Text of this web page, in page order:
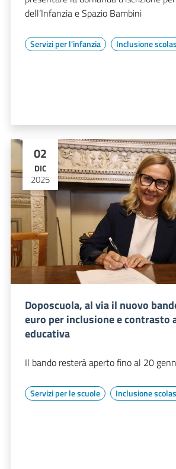
dell’Infanzia e Spazio Bambini
Servizi per l'infanzia Inclusione
02
DIC
2025
Doposcuola, al via il nuovo
euro per inclusione e contrasto
educativa
Il bando resterà aperto fino al 20
Servizi per le scuole Inclusione